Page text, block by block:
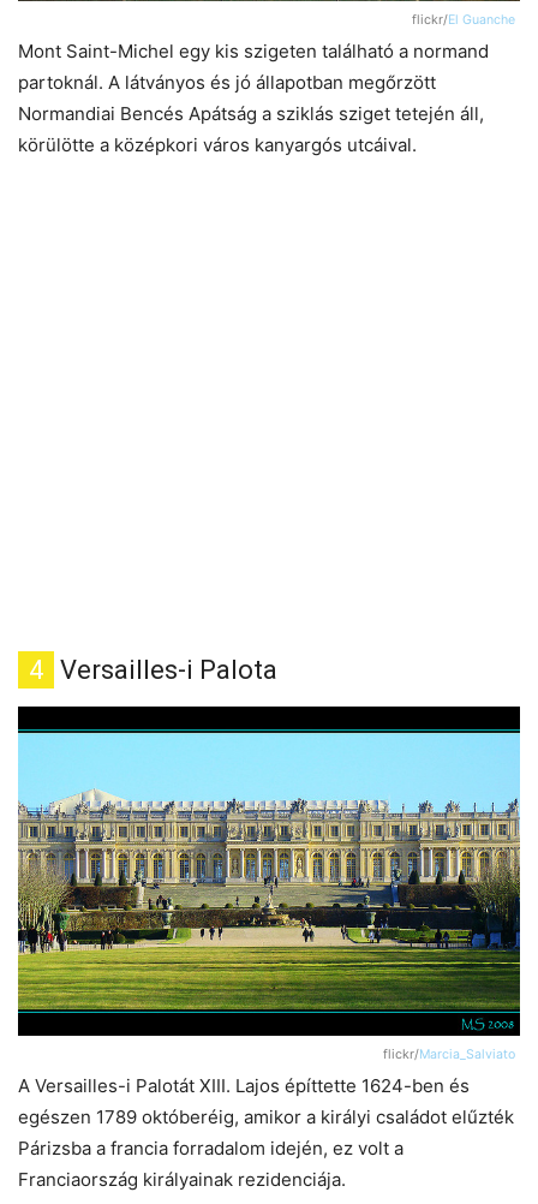
flickr/El Guanche
Mont Saint-Michel egy kis szigeten található a normand
partoknál. A látványos és jó állapotban megőrzött
Normandiai Bencés Apátság a sziklás sziget tetején áll,
körülötte a középkori város kanyargós utcáival.
4 Versailles-i Palota
flickr/Marcia_Salviato
A Versailles-i Palotát XIII. Lajos építtette 1624-ben és
egészen 1789 októberéig, amikor a királyi családot elűzték
Párizsba a francia forradalom idején, ez volt a
Franciaország királyainak rezidenciája.